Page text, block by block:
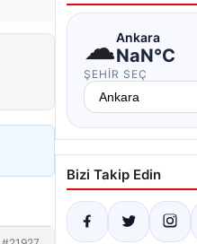
☁Ankara
NaN°C
ŞEHIR SEÇ
Bizi Takip Edin